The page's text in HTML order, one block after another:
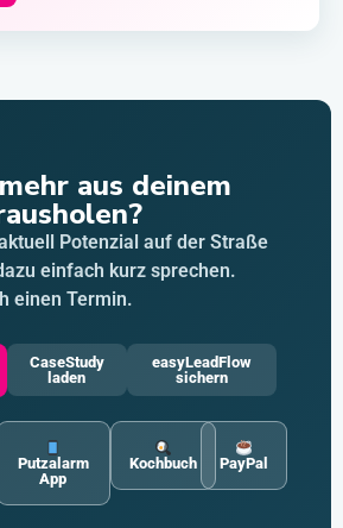
aus deinem
Potenzial auf der Straße
einfach kurz sprechen.
einen Termin.
CaseStudy
laden
easyLeadFlow
sichern
Putzalarm
App
Kochbuch PayPal